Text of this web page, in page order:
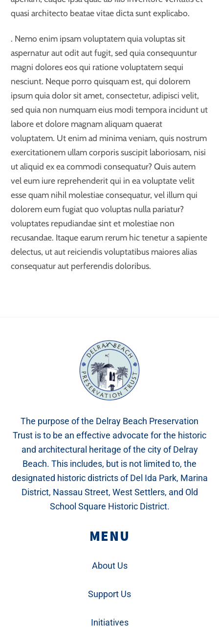
quasi architecto beatae vitae dicta sunt explicabo.
. Nemo enim ipsam voluptatem quia voluptas sit
aspernatur aut odit aut fugit, sed quia consequuntur
magni dolores eos qui ratione voluptatem sequi
nesciunt. Neque porro quisquam est, qui dolorem
ipsum quia dolor sit amet, consectetur, adipisci velit,
sed quia non numquam eius modi tempora incidunt ut
labore et dolore magnam aliquam quaerat
voluptatem. Ut enim ad minima veniam, quis nostrum
exercitationem ullam corporis suscipit laboriosam, nisi
ut aliquid ex ea commodi consequatur? Quis autem
vel eum iure reprehenderit qui in ea voluptate velit
esse quam nihil molestiae consequatur, vel illum qui
dolorem eum fugiat quo voluptas nulla pariatur?
voluptates repudiandae sint et molestiae non
recusandae. Itaque earum rerum hic tenetur a sapiente
delectus, ut aut reiciendis voluptatibus maiores alias
consequatur aut perferendis doloribus.
Back
Top
The purpose of the Delray Beach Preservation
Trust is to be an effective advocate for the historic
and architectural heritage of the city of Delray
Beach. This includes, but is not limited to, the
designated historic districts of Del Ida Park, Marina
District, Nassau Street, West Settlers, and Old
School Square Historic District.
MENU
About Us
Support Us
Initiatives